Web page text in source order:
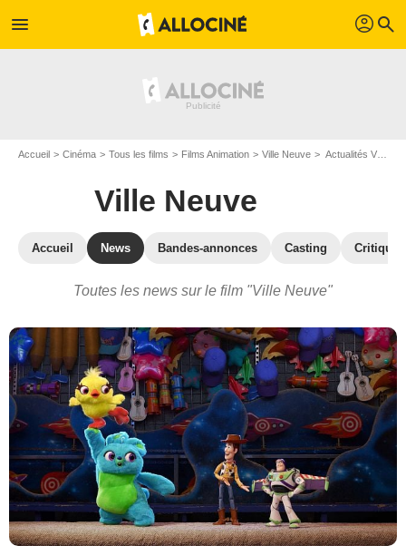
menu profil search
Accueil Cinéma Tous les films Films Animation Ville Neuve Actualités Ville Neuve
Ville Neuve
Accueil News Bandes-annonces Casting
Toutes les news sur le film "Ville Neuve"